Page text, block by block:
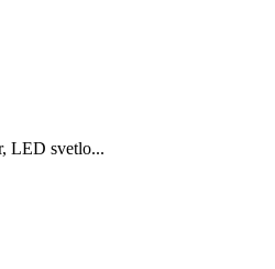
LED svetlo...